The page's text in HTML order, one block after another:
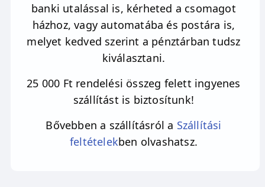
banki utalással is, kérheted a csomagot
házhoz, vagy automatába és postára is,
melyet kedved szerint a pénztárban tudsz
kiválasztani.
25 000 Ft rendelési összeg felett ingyenes
szállítást is biztosítunk!
Bővebben a szállításról a Szállítási
feltételekben olvashatsz.